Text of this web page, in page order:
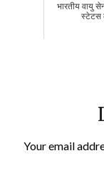
भारतीय वायु
स्टेटस
Your email